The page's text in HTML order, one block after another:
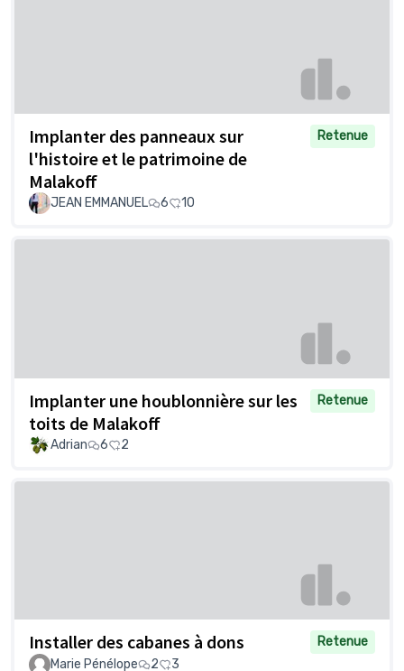
Implanter des panneaux sur
l'histoire et le patrimoine de
Malakoff
Retenue
JEAN EMMANUEL 6 10
Implanter une houblonnière sur les
toits de Malakoff
Retenue
Adrian 6 2
Installer des cabanes à dons
Retenue
Marie Pénélope
2 3